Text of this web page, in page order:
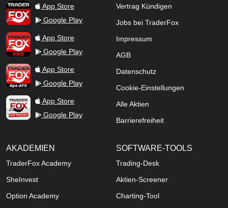
TraderFox AppApp Store
Google Play
TraderFox ProApp Store
Google Play
TraderFox dpa-AFX ProFeed
App Store
Google Play
TraderFox Live Trading
App Store
Google Play
Vertrag Kündigen
Jobs bei TraderFox
Impressum
AGB
Datenschutz
Cookie-Einstellungen
Alle Aktien
Barrierefreiheit
AKADEMIEN
TraderFox Academy
SheInvest
Option Academy
SOFTWARE-TOOLS
Trading-Desk
Aktien-Screener
Charting-Tool